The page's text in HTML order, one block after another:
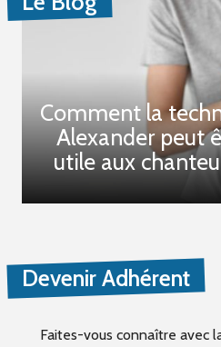
Comment la
Alexander peut
utile aux
Devenir Adhérent
Faites-vous connaître avec